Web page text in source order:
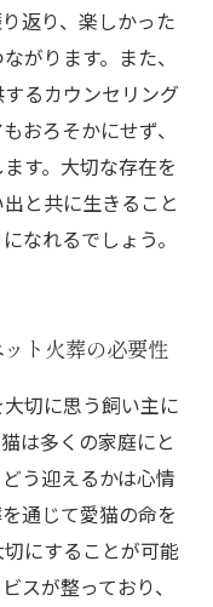
返り、楽しかった
がります。また、
るカウンセリング
おろそかにせず、
す。大切な存在を
と共に生きること
なれるでしょう。
ト火葬の必要性
切に思う飼い主に
は多くの家庭にと
う迎えるかは心情
通じて愛猫の命を
にすることが可能
スが整っており、